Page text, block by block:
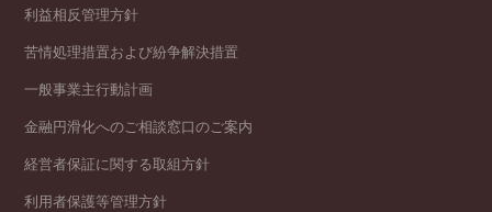
利益相反管理方針
苦情処理措置および紛争解決措置
一般事業主行動計画
金融円滑化へのご相談窓口のご案内
経営者保証に関する取組方針
利用者保護等管理方針